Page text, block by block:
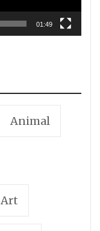
01:49
Animal
Art